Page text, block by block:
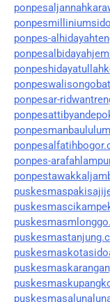
ponpes-
ponpesar-
ponpes-